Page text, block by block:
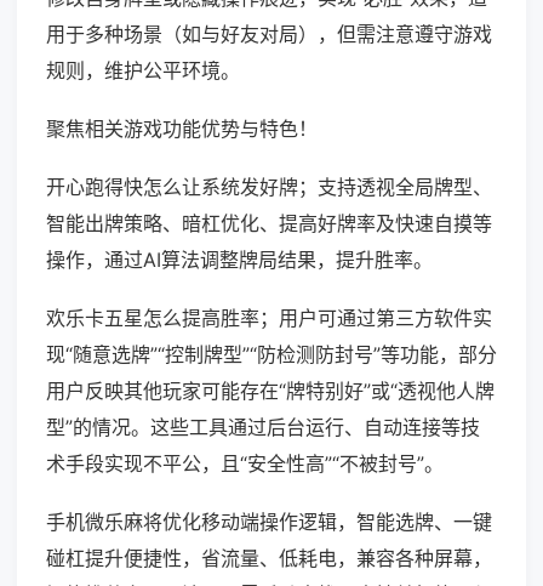
用于多种场景（如与好友对局），但需注意遵守游戏
规则，维护公平环境。
聚焦相关游戏功能优势与特色！
开心跑得快怎么让系统发好牌；支持透视全局牌型、
智能出牌策略、暗杠优化、提高好牌率及快速自摸等
操作，通过AI算法调整牌局结果，提升胜率。
欢乐卡五星怎么提高胜率；用户可通过第三方软件实
现“随意选牌”“控制牌型”“防检测防封号”等功能，部分
用户反映其他玩家可能存在“牌特别好”或“透视他人牌
型”的情况。这些工具通过后台运行、自动连接等技
术手段实现不平公，且“安全性高”“不被封号”。
手机微乐麻将优化移动端操作逻辑，智能选牌、一键
碰杠提升便捷性，省流量、低耗电，兼容各种屏幕，